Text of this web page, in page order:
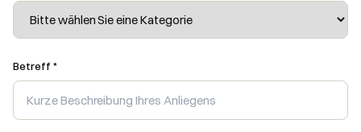
Betreff *